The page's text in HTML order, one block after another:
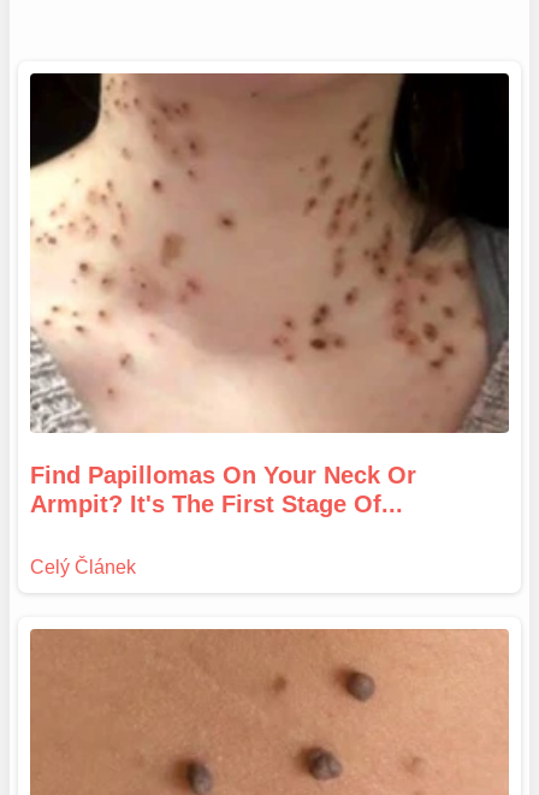
Find Papillomas On Your Neck Or
Armpit? It's The First Stage Of...